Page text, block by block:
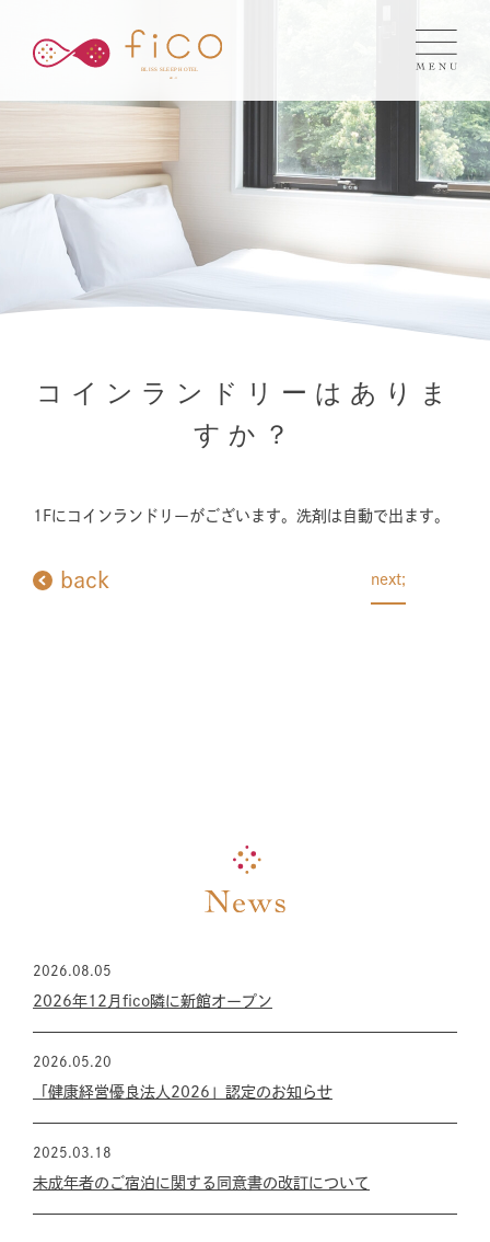
コインランドリーはありま
すか？
1Fにコインランドリーがございます。洗剤は自動で出ます。
back next;
2026.08.05
2026年12月fico隣に新館オープン
2026.05.20
「健康経営優良法人2026」認定のお知らせ
2025.03.18
未成年者のご宿泊に関する同意書の改訂について